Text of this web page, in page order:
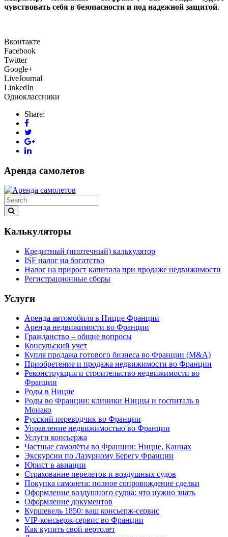
чувствовать себя в безопасности и под надежной защитой.
Вконтакте
Facebook
Twitter
Google+
LiveJournal
LinkedIn
Одноклассники
Share:
Аренда самолетов
Калькуляторы
Кредитный (ипотечный) калькулятор
ISF налог на богатство
Налог на прирост капитала при продаже недвижимости
Регистрационные сборы
Услуги
Аренда автомобиля в Ницце Франции
Аренда недвижимости во Франции
Гражданство – общие вопросы
Консульский учет
Купля продажа готового бизнеса во Франции (M&A)
Приобретение и продажа недвижимости во Франции
Реконструкция и строительство недвижимости во
Франции
Роды в Ницце
Роды во Франции: клиники Ниццы и госпиталь в
Монако
Русский переводчик во Франции
Управление недвижимостью во Франции
Услуги консьержа
Частные самолёты во Франции: Ницце, Каннах
Экскурсии по Лазурному Берегу Франции
Юрист в авиации
Страхование перелетов и воздушных судов
Покупка самолета: полное сопровождение сделки
Оформление воздушного судна: что нужно знать
Оформление документов
Куршевель 1850: ваш консьерж-сервис
VIP-консьерж-сервис во Франции
Как купить свой вертолет